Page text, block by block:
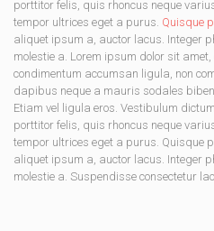
porttitor felis, quis rhoncus neque
tempor ultrices eget a purus. Quisque
aliquet ipsum a, auctor lacus. Integer
molestie a. Lorem ipsum dolor sit
condimentum accumsan ligula, non
dapibus neque a mauris sodales
Etiam vel ligula eros. Vestibulum
porttitor felis, quis rhoncus neque
tempor ultrices eget a purus. Quisque
aliquet ipsum a, auctor lacus. Integer
molestie a. Suspendisse consectetur